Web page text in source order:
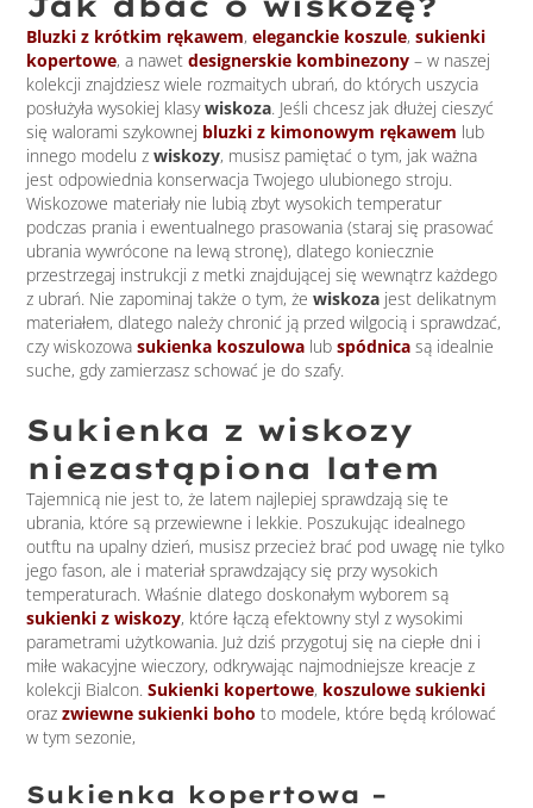
Bluzki z krótkim rękawem,eleganckie koszule,sukienki
kopertowe, a nawet designerskie kombinezony – w naszej
kolekcji znajdziesz wiele rozmaitych ubrań, do których uszycia
posłużyła wysokiej klasywiskoza. Jeśli chcesz jak dłużej cieszyć
się walorami szykownej bluzki z kimonowym rękawem lub
innego modelu zwiskozy, musisz pamiętać o tym, jak ważna
jest odpowiednia konserwacja Twojego ulubionego stroju.
Wiskozowe materiały nie lubią zbyt wysokich temperatur
podczas prania i ewentualnego prasowania (staraj się prasować
ubrania wywrócone na lewą stronę), dlatego koniecznie
przestrzegaj instrukcji z metki znajdującej się wewnątrz każdego
z ubrań. Nie zapominaj także o tym, żewiskoza jest delikatnym
materiałem, dlatego należy chronić ją przed wilgocią i sprawdzać,
czy wiskozowa sukienka koszulowa lub spódnica są idealnie
suche, gdy zamierzasz schować je do szafy.
Sukienka z wiskozy
niezastąpiona latem
Tajemnicą nie jest to, że latem najlepiej sprawdzają się te
ubrania, które są przewiewne i lekkie. Poszukując idealnego
outftu na upalny dzień, musisz przecież brać pod uwagę nie tylko
jego fason, ale i materiał sprawdzający się przy wysokich
temperaturach. Właśnie dlatego doskonałym wyborem są
sukienki z wiskozy, które łączą efektowny styl z wysokimi
parametrami użytkowania. Już dziś przygotuj się na ciepłe dni i
miłe wakacyjne wieczory, odkrywając najmodniejsze kreacje z
kolekcji Bialcon.Sukienki kopertowe, koszulowe sukienki
orazzwiewne sukienki boho to modele, które będą królować
w tym sezonie,
Sukienka kopertowa –